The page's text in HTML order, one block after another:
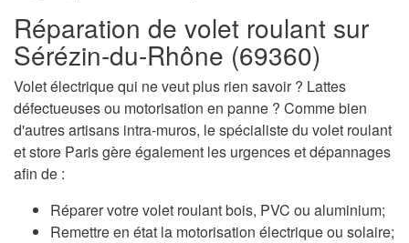
Réparation de volet roulant sur
Sérézin-du-Rhône (69360)
Volet électrique qui ne veut plus rien savoir ? Lattes
défectueuses ou motorisation en panne ? Comme bien
d'autres artisans intra-muros, le spécialiste du volet roulant
et store Paris gère également les urgences et dépannages
afin de :
Réparer votre volet roulant bois, PVC ou aluminium;
Remettre en état la motorisation électrique ou solaire;